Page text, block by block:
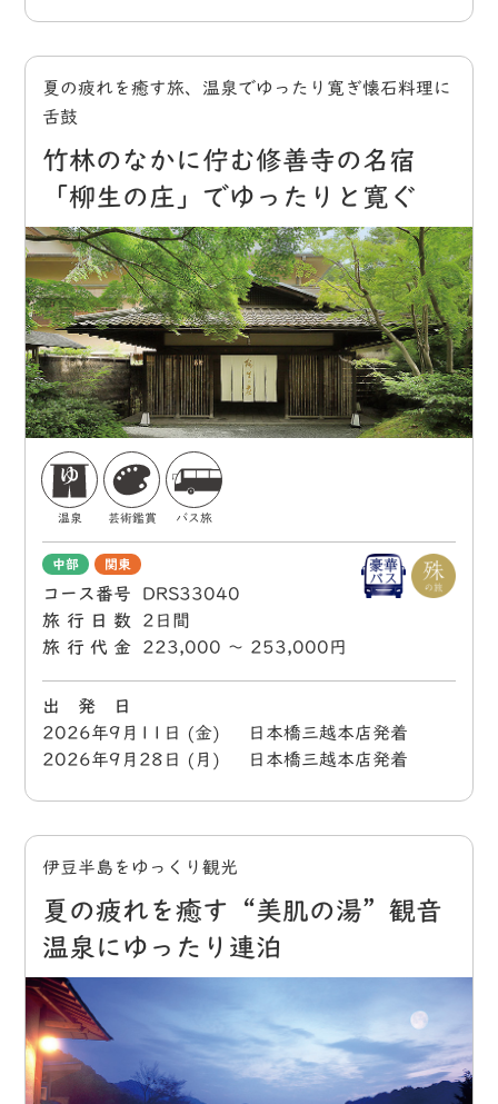
夏の疲れを癒す旅、温泉でゆったり寛ぎ懐石料理に
舌鼓
竹林のなかに佇む修善寺の名宿
「柳生の庄」でゆったりと寛ぐ
温泉 芸術鑑賞 バス旅
中部 関東
コース番号
DRS33040
旅行日数
2日間
旅行代金
223,000 〜 253,000円
出 発 日
2026年9月11日 (金) 日本橋三越本店発着
2026年9月28日 (月) 日本橋三越本店発着
伊豆半島をゆっくり観光
夏の疲れを癒す“美肌の湯”観音
温泉にゆったり連泊